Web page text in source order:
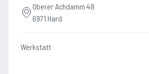
Oberer Achdamm 48
6971 Hard
Werkstatt